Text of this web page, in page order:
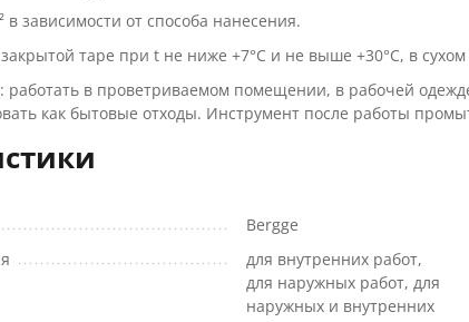
в зависимости от способа нанесения.
таре при t не ниже +7°С и не выше +30°С, в
работать в проветриваемом помещении, в рабочей
как бытовые отходы. Инструмент после работы
Bergge
для внутренних работ,
для наружных работ, для
наружных и внутренних